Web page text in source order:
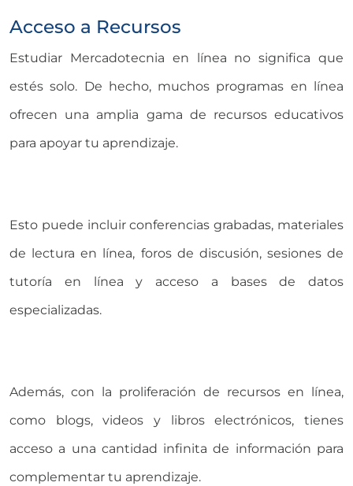
Acceso a Recursos
Estudiar Mercadotecnia en línea no significa que
estés solo. De hecho, muchos programas en línea
ofrecen una amplia gama de recursos educativos
para apoyar tu aprendizaje.
Esto puede incluir conferencias grabadas, materiales
de lectura en línea, foros de discusión, sesiones de
tutoría en línea y acceso a bases de datos
especializadas.
Además, con la proliferación de recursos en línea,
como blogs, videos y libros electrónicos, tienes
acceso a una cantidad infinita de información para
complementar tu aprendizaje.